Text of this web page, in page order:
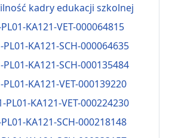
kadry edukacji szkolnej
KA121-VET-000064815
KA121-SCH-000064635
KA121-SCH-000135484
KA121-VET-000139220
PL01-KA121-VET-000224230
KA121-SCH-000218148